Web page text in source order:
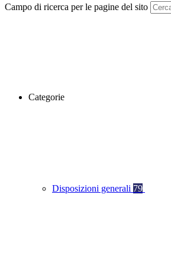
Campo di ricerca per le pagine del sito
Categorie
Disposizioni generali 79